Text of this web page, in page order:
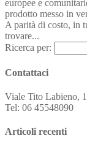
europee e
prodotto messo in
A parità di costo, in
trovare...
Ricerca per:
Contattaci
Viale Tito Labieno,
Tel: 06 45548090
Articoli recenti